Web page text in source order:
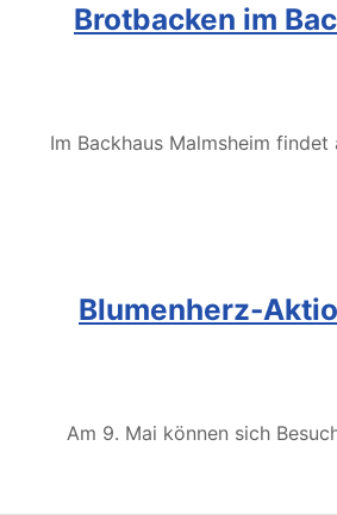
Brotbacken im
Im Backhaus Malmsheim
Blumenherz-
Am 9. Mai können sich